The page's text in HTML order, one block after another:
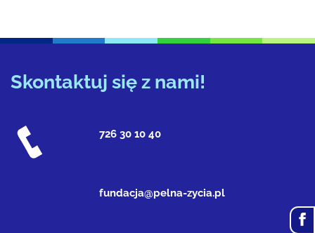
Skontaktuj się z nami!
726 30 10 40
fundacja@pelna-zycia.pl